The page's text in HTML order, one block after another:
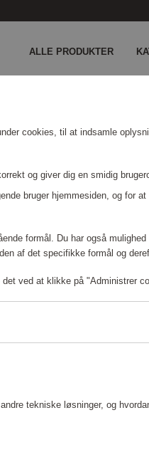
ALLE PRODUKTER
cookies, til at indsamle
og giver dig en smidig
bruger hjemmesiden, og for at
formål. Du har også
af det specifikke formål og
ved at klikke på "Administrer
tekniske løsninger, og